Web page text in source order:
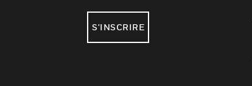
S'INSCRIRE